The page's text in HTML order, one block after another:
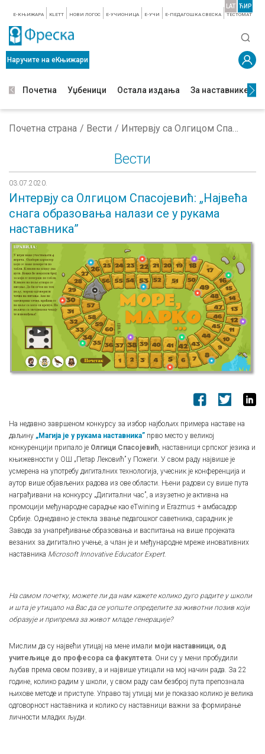
E-КЊИЖАРА KLETT НОВИ ЛОГОС E-УЧИОНИЦА E-УЧИ Е-ПЕДАГОШКА СВЕСКА TЕСТОМАТ
LAT ЋИР
Наручите на еКњижари
Почетна Уџбеници Остала издања За наставнике
Почетна страна Вести Интервју са Олгицом Спасојевић: „Највећа снага образовања налази се у рукама наставника”
Вести
03.07.2020.
Интервју са Олгицом Спасојевић: „Највећа
снага образовања налази се у рукама
наставника”
На недавно завршеном конкурсу за избор најбољих примера наставе на
даљину „Магија је у рукама наставника” прво место у великој
конкуренцији припало је Олгици Спасојевић, наставници српског језика и
књижевности у ОШ „Петар Лековић” у Пожеги. У свом раду највише је
усмерена на употребу дигиталних технологија, учесник је конференција и
аутор више објављених радова из ове области. Њени радови су више пута
награђивани на конкурсу „Дигитални час”, а изузетно је активна на
промоцији међународне сарадње као eTwining и Erazmus + амбасадор
Србије. Однедавно је стекла звање педагошког саветника, сарадник је
Завода за унапређивање образовања и васпитања на више пројеката
везаних за дигитално учење, а члан је и међународне мреже иновативних
наставника Microsoft Innovative Educator Expert.
На самом почетку, можете ли да нам кажете колико дуго радите у школи
и шта је утицало на Вас да се уопште определите за животни позив који
образује и припрема за живот младе генерације?
Мислим да су највећи утицај на мене имали моји наставници, од
учитељице до професора са факултета. Они су у мени пробудили
љубав према овом позиву, а и највише утицали на мој начин рада. За 22
године, колико радим у школи, у свом раду сам безброј пута препознала
њихове методе и приступе. Управо тај утицај ми је показао колико је велика
одговорност наставника и колико су наставници важни за формирање
личности младих људи.